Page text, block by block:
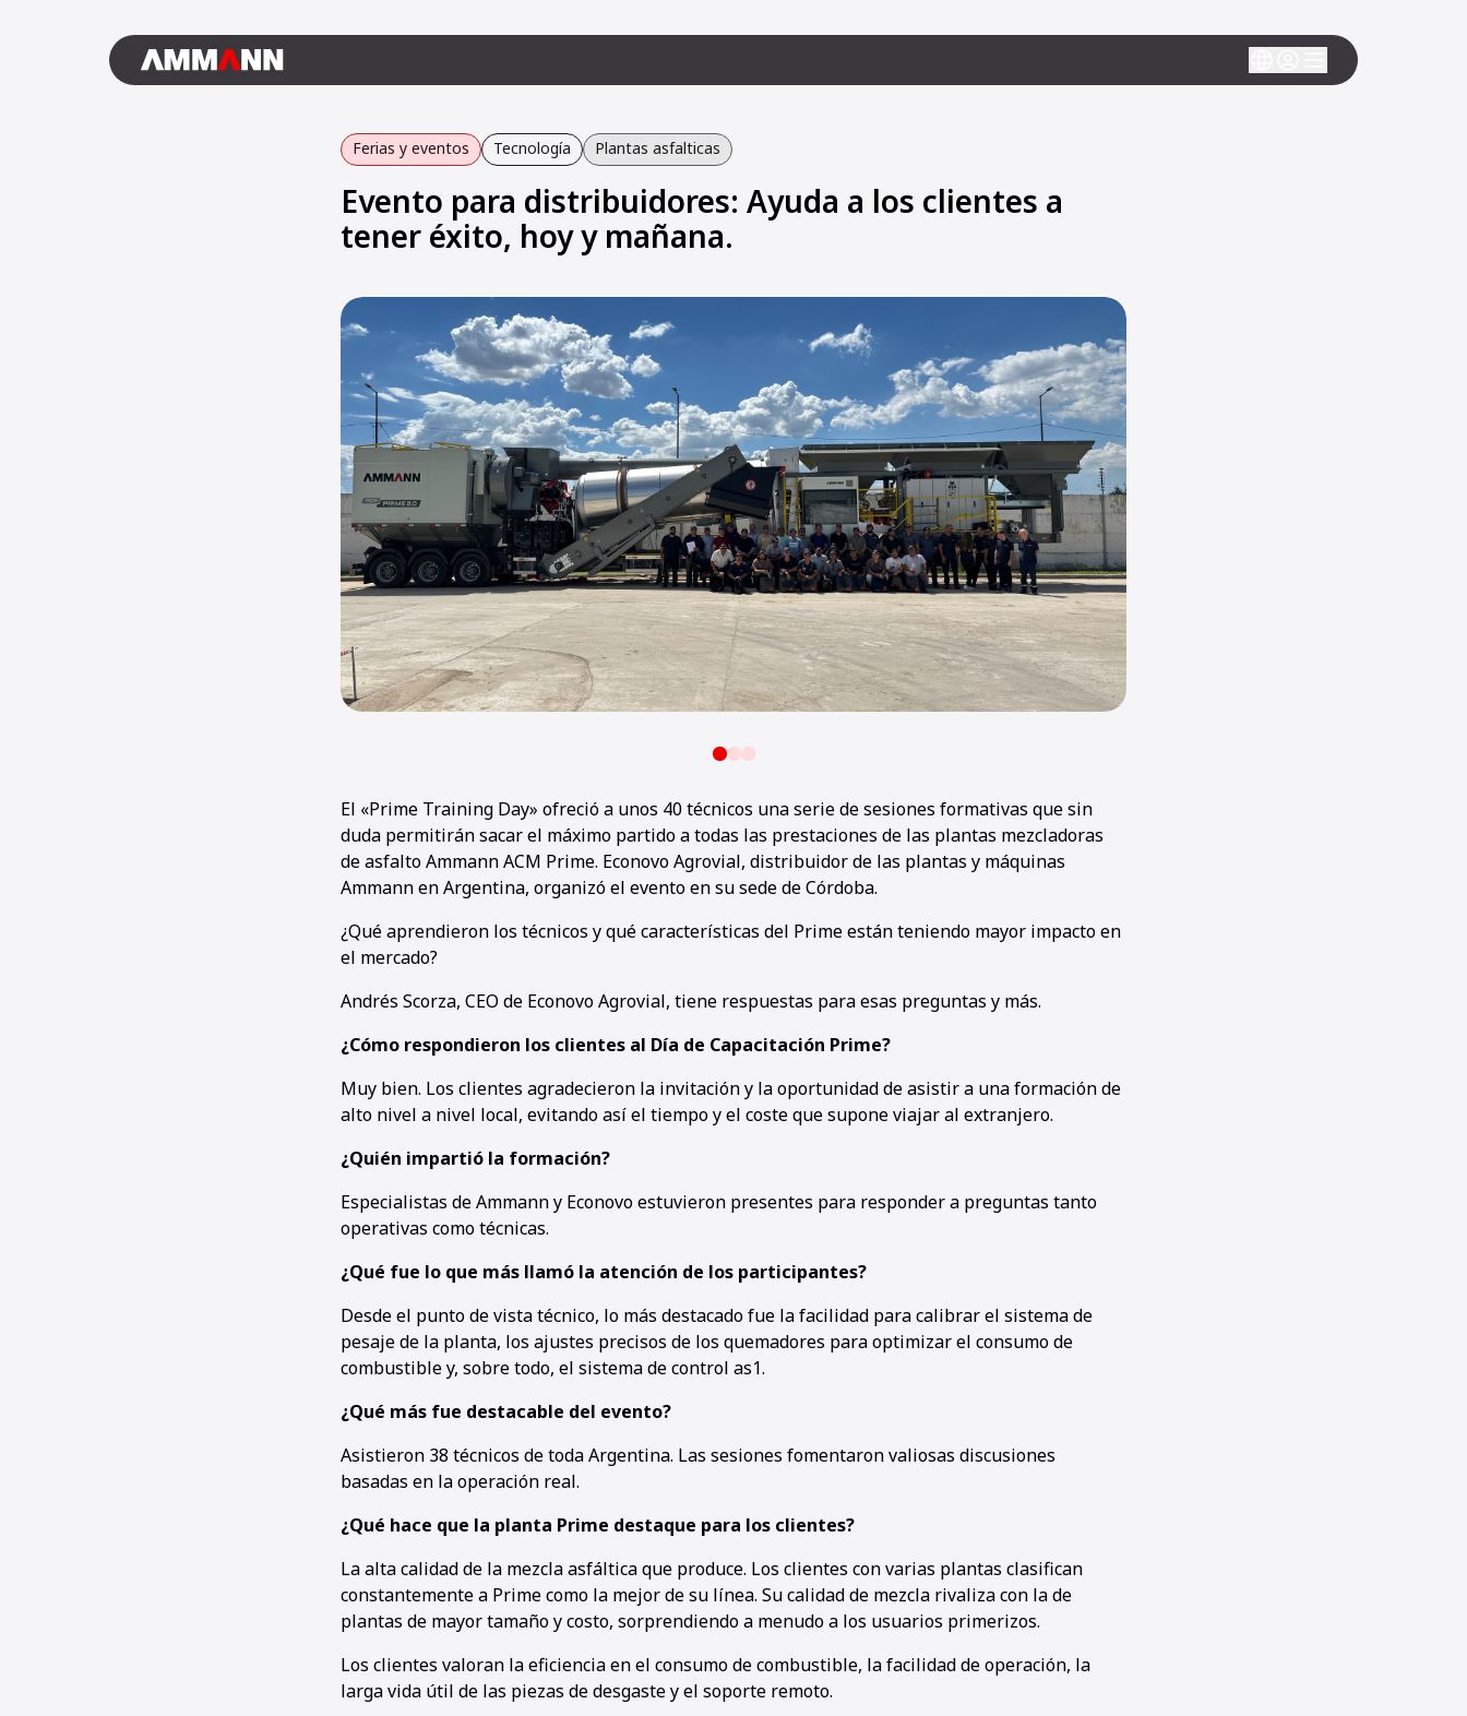
Ferias y eventos Tecnología Plantas asfalticas
Evento para distribuidores: Ayuda a los clientes a
tener éxito, hoy y mañana.
12 3
El «Prime Training Day» ofreció a unos 40 técnicos una serie de sesiones formativas que sin
duda permitirán sacar el máximo partido a todas las prestaciones de las plantas mezcladoras
de asfalto Ammann ACM Prime. Econovo Agrovial, distribuidor de las plantas y máquinas
Ammann en Argentina, organizó el evento en su sede de Córdoba.
¿Qué aprendieron los técnicos y qué características del Prime están teniendo mayor impacto en
el mercado?
Andrés Scorza, CEO de Econovo Agrovial, tiene respuestas para esas preguntas y más.
¿Cómo respondieron los clientes al Día de Capacitación Prime?
Muy bien. Los clientes agradecieron la invitación y la oportunidad de asistir a una formación de
alto nivel a nivel local, evitando así el tiempo y el coste que supone viajar al extranjero.
¿Quién impartió la formación?
Especialistas de Ammann y Econovo estuvieron presentes para responder a preguntas tanto
operativas como técnicas.
¿Qué fue lo que más llamó la atención de los participantes?
Desde el punto de vista técnico, lo más destacado fue la facilidad para calibrar el sistema de
pesaje de la planta, los ajustes precisos de los quemadores para optimizar el consumo de
combustible y, sobre todo, el sistema de control as1.
¿Qué más fue destacable del evento?
Asistieron 38 técnicos de toda Argentina. Las sesiones fomentaron valiosas discusiones
basadas en la operación real.
¿Qué hace que la planta Prime destaque para los clientes?
La alta calidad de la mezcla asfáltica que produce. Los clientes con varias plantas clasifican
constantemente a Prime como la mejor de su línea. Su calidad de mezcla rivaliza con la de
plantas de mayor tamaño y costo, sorprendiendo a menudo a los usuarios primerizos.
Los clientes valoran la eficiencia en el consumo de combustible, la facilidad de operación, la
larga vida útil de las piezas de desgaste y el soporte remoto.